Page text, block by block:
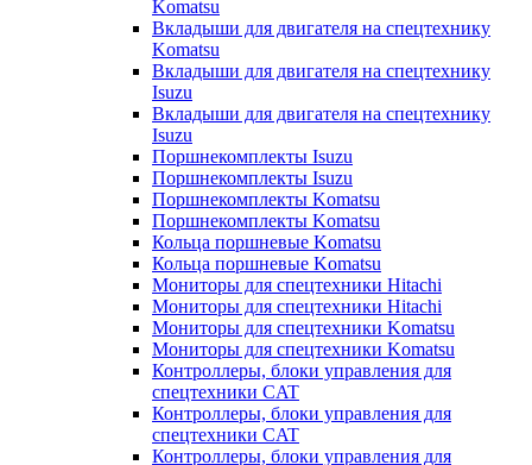
Komatsu
Вкладыши для двигателя на спецтехнику
Komatsu
Вкладыши для двигателя на спецтехнику
Isuzu
Вкладыши для двигателя на спецтехнику
Isuzu
Поршнекомплекты Isuzu
Поршнекомплекты Isuzu
Поршнекомплекты Komatsu
Поршнекомплекты Komatsu
Кольца поршневые Komatsu
Кольца поршневые Komatsu
Мониторы для спецтехники Hitachi
Мониторы для спецтехники Hitachi
Мониторы для спецтехники Komatsu
Мониторы для спецтехники Komatsu
Контроллеры, блоки управления для
спецтехники CAT
Контроллеры, блоки управления для
спецтехники CAT
Контроллеры, блоки управления для